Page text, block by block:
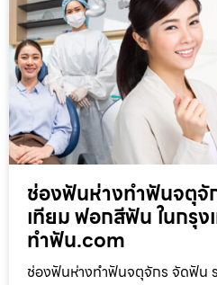
ช่องฟันห่างทำฟันจตุจั
เทียม ฟอกสีฟัน ในกรุ
ทำฟัน.com
ช่องฟันห่างทำฟันจตุจักร จัดฟัน